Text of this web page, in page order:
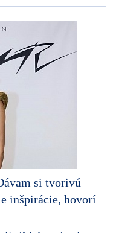
si tvorivú
inšpirácie, hovorí